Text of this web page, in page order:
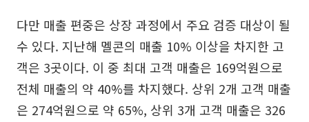
다만 매출 편중은 상장 과정에서 주요 검증 대상이 될
수 있다. 지난해 멜콘의 매출 10% 이상을 차지한 고
객은 3곳이다. 이 중 최대 고객 매출은 169억원으로
전체 매출의 약 40%를 차지했다. 상위 2개 고객 매출
은 274억원으로 약 65%, 상위 3개 고객 매출은 326